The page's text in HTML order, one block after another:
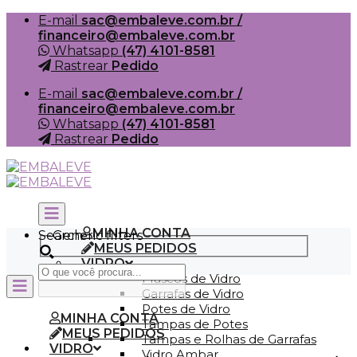
Skip
content
E-mail sac@embaleve.com.br /
financeiro@embaleve.com.br
Whatsapp (47) 4101-8581
Rastrear Pedido
E-mail sac@embaleve.com.br /
financeiro@embaleve.com.br
Whatsapp (47) 4101-8581
Rastrear Pedido
MINHA CONTA
MEUS PEDIDOS
VIDRO
Frascos de Vidro
Garrafas de Vidro
Potes de Vidro
Tampas de Potes
Tampas e Rolhas de Garrafas
Search
Generic filters
MINHA CONTA
MEUS PEDIDOS
VIDRO